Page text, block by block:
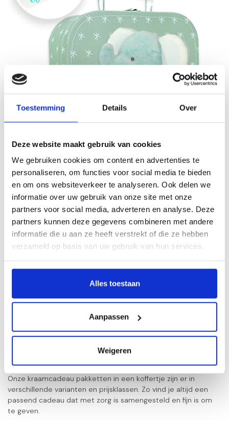
Toestemming Details Over
Deze website maakt gebruik van cookies
We gebruiken cookies om content en advertenties te
personaliseren, om functies voor social media te bieden
en om ons websiteverkeer te analyseren. Ook delen we
informatie over uw gebruik van onze site met onze
partners voor social media, adverteren en analyse. Deze
partners kunnen deze gegevens combineren met andere
informatie die u aan ze heeft verstrekt of die ze hebben
verzameld op basis van uw gebruik van hun services.
Alles toestaan
Aanpassen
Weigeren
Is er een baby geboren en zoek je een kraamcadeau dat altijd
past? Bij KraamcadeauOnline.nl vind je kraamcadeau
pakketten in een koffertje die geschikt zijn voor zowel jongens
als meisjes. Neutraal, liefdevol samengesteld en mooi verpakt.
Kraamcadeau koffertjes voor ieder budget
Geschikt voor jongens en meisjes
Met producten van merken zoals Bambam & Happy
Horse
Veilig en eenvoudig online bestellen
Hoera, een baby geboren
Een kraamcadeau is een bijzonder eerste cadeau. Met een
kraamcadeau in een koffertje geef je een compleet en
neutraal cadeau dat altijd goed is. Ideaal als je nog niet weet
of het een jongen of meisje wordt, of als je kiest voor een
Voor ieder budget een passend cadeau
Onze kraamcadeau pakketten in een koffertje zijn er in
verschillende varianten en prijsklassen. Zo vind je altijd een
passend cadeau dat met zorg is samengesteld en fijn is om
te geven.